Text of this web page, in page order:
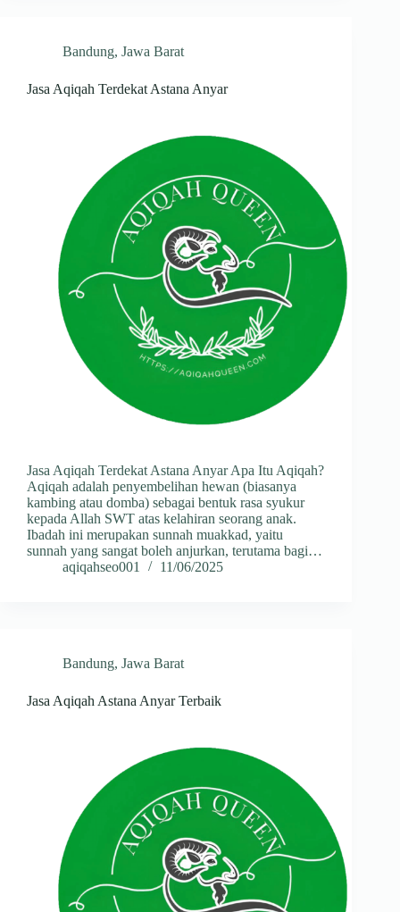
Bandung, Jawa Barat
Jasa Aqiqah Terdekat Astana Anyar
Jasa Aqiqah Terdekat Astana Anyar Apa Itu Aqiqah?
Aqiqah adalah penyembelihan hewan (biasanya
kambing atau domba) sebagai bentuk rasa syukur
kepada Allah SWT atas kelahiran seorang anak.
Ibadah ini merupakan sunnah muakkad, yaitu
sunnah yang sangat boleh anjurkan, terutama bagi…
aqiqahseo001
11/06/2025
Bandung, Jawa Barat
Jasa Aqiqah Astana Anyar Terbaik